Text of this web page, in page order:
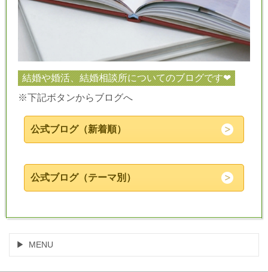
結婚や婚活、結婚相談所についてのブログです❤
※下記ボタンからブログへ
公式ブログ（新着順）
公式ブログ（テーマ別）
MENU